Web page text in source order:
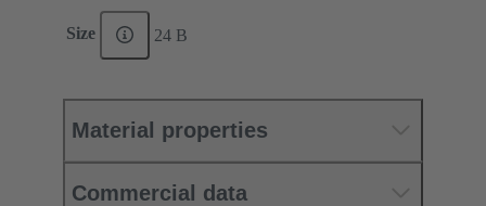
Size 24 B
Material properties
Commercial data